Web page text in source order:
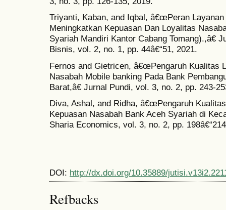
Triyanti, Kaban, and Iqbal, â€œPeran
Meningkatkan Kepuasan Dan Loyalitas
Syariah Mandiri Kantor Cabang Tomang).,â€
Bisnis, vol. 2, no. 1, pp. 44â€“51, 2021.
Fernos and Gietricen, â€œPengaruh Kualitas
Nasabah Mobile banking Pada Bank
Barat,â€ Jurnal Pundi, vol. 3, no. 2, pp. 243-
Diva, Ashal, and Ridha, â€œPengaruh
Kepuasan Nasabah Bank Aceh Syariah di
Sharia Economics, vol. 3, no. 2, pp.
DOI: http://dx.doi.org/10.35889/
Refbacks